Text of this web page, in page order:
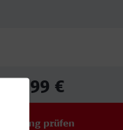
34,99 €
prüfen